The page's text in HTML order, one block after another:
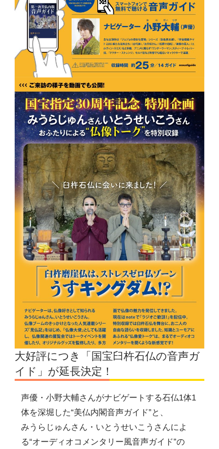
大好評につき「国宝臼杵石仏の音声ガ
イド」が延長決定！
声優・小野大輔さんがナビゲートする石仏1体1
体を深堀した“美仏内閣音声ガイド”と、
みうらじゅんさん・いとうせいこうさんによ
る“オーディオコメンタリー風音声ガイド”の